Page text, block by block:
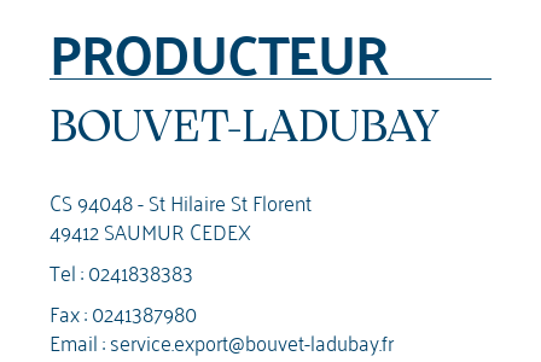
PRODUCTEUR
BOUVET-LADUBAY
CS 94048 - St Hilaire St Florent
49412 SAUMUR CEDEX
Tel :0241838383
Fax : 0241387980
Email :service.export@bouvet-ladubay.fr